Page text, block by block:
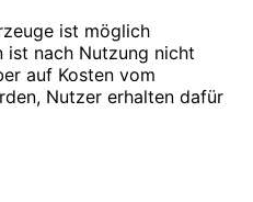
ist möglich
ist nach Nutzung nicht
auf Kosten vom
Nutzer erhalten dafür